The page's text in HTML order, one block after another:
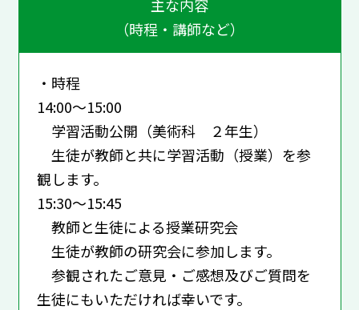
主な内容
（時程・講師など）
・時程
14:00～15:00
学習活動公開（美術科 ２年生）
生徒が教師と共に学習活動（授業）を参
観します。
15:30～15:45
教師と生徒による授業研究会
生徒が教師の研究会に参加します。
参観されたご意見・ご感想及びご質問を
生徒にもいただければ幸いです。